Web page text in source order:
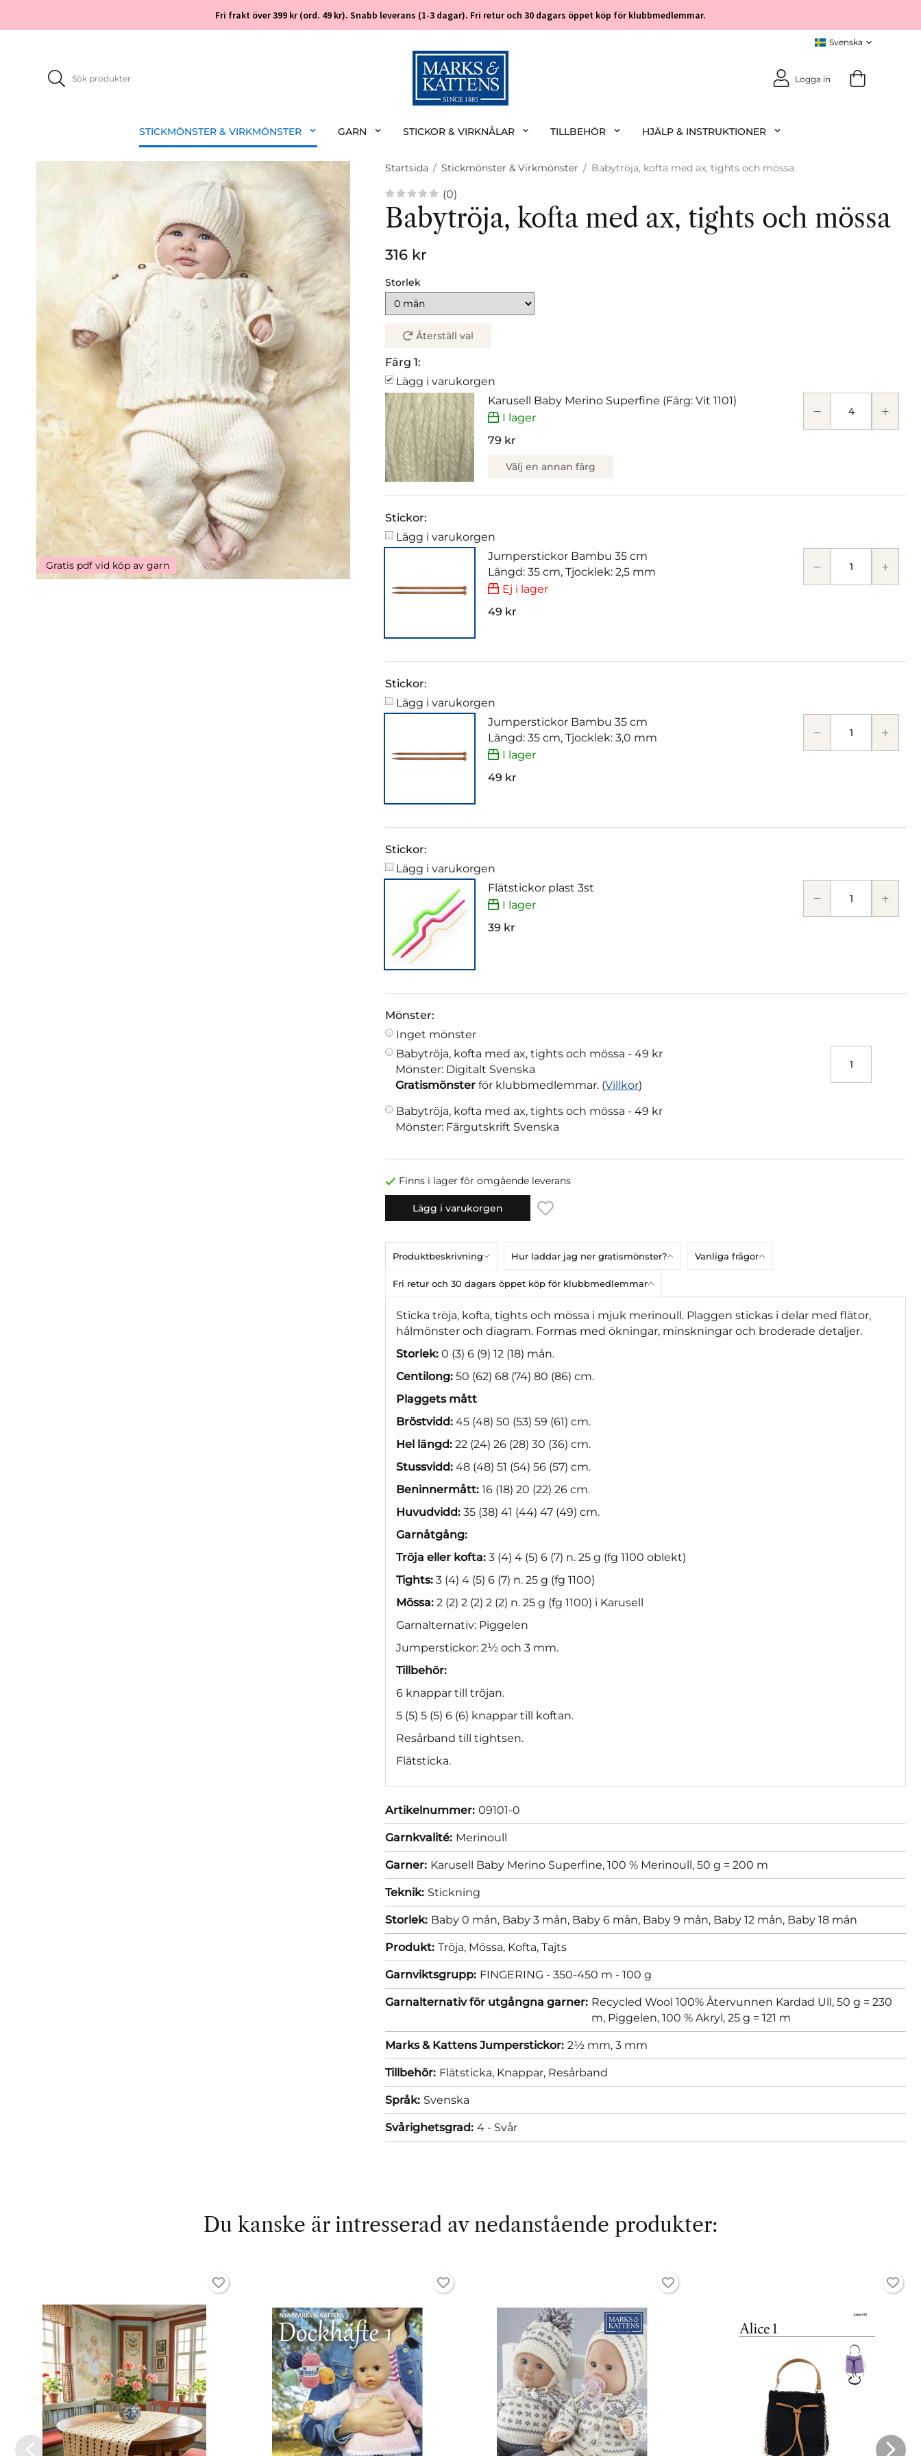
Fri frakt över 399 kr (ord. 49 kr). Snabb leverans (1-3 dagar). Fri retur och 30 dagars öppet köp för klubbmedlemmar.
Logga in
STICKMÖNSTER & VIRKMÖNSTER GARN STICKOR & VIRKNÅLAR TILLBEHÖR HJÄLP & INSTRUKTIONER
Gratis pdf vid köp av garn
Startsida / Stickmönster & Virkmönster / Babytröja, kofta med ax, tights och mössa
(0)
Babytröja, kofta med ax, tights och mössa
316 kr
Storlek
Återställ val
Färg 1:
Lägg i varukorgen
Karusell Baby Merino Superfine (Färg: Vit 1101)
I lager
79 kr
Välj en annan färg
Stickor:
Lägg i varukorgen
Jumperstickor Bambu 35 cm
Längd: 35 cm, Tjocklek: 2,5 mm
Ej i lager
49 kr
Stickor:
Lägg i varukorgen
Jumperstickor Bambu 35 cm
Längd: 35 cm, Tjocklek: 3,0 mm
I lager
49 kr
Stickor:
Lägg i varukorgen
Flätstickor plast 3st
I lager
39 kr
Mönster:
Inget mönster
Babytröja, kofta med ax, tights och mössa - 49 kr
Mönster: Digitalt Svenska
Gratismönster för klubbmedlemmar. (Villkor)
Babytröja, kofta med ax, tights och mössa - 49 kr
Mönster: Färgutskrift Svenska
Finns i lager för omgående leverans
Lägg i varukorgen
Produktbeskrivning Hur laddar jag ner gratismönster? Vanliga frågor
Fri retur och 30 dagars öppet köp för klubbmedlemmar
Sticka tröja, kofta, tights och mössa i mjuk merinoull. Plaggen stickas i delar med flätor,
hålmönster och diagram. Formas med ökningar, minskningar och broderade detaljer.
Storlek: 0 (3) 6 (9) 12 (18) mån.
Centilong: 50 (62) 68 (74) 80 (86) cm.
Plaggets mått
Bröstvidd: 45 (48) 50 (53) 59 (61) cm.
Hel längd: 22 (24) 26 (28) 30 (36) cm.
Stussvidd: 48 (48) 51 (54) 56 (57) cm.
Beninnermått: 16 (18) 20 (22) 26 cm.
Huvudvidd: 35 (38) 41 (44) 47 (49) cm.
Garnåtgång:
Tröja eller kofta: 3 (4) 4 (5) 6 (7) n. 25 g (fg 1100 oblekt)
Tights: 3 (4) 4 (5) 6 (7) n. 25 g (fg 1100)
Mössa: 2 (2) 2 (2) 2 (2) n. 25 g (fg 1100) i Karusell
Garnalternativ: Piggelen
Jumperstickor: 2½ och 3 mm.
Tillbehör:
6 knappar till tröjan.
5 (5) 5 (5) 6 (6) knappar till koftan.
Resårband till tightsen.
Flätsticka.
Artikelnummer: 09101-0
Garnkvalité: Merinoull
Garner: Karusell Baby Merino Superfine, 100 % Merinoull, 50 g = 200 m
Teknik: Stickning
Storlek: Baby 0 mån, Baby 3 mån, Baby 6 mån, Baby 9 mån, Baby 12 mån, Baby 18 mån
Produkt: Tröja, Mössa, Kofta, Tajts
Garnviktsgrupp: FINGERING - 350-450 m - 100 g
Garnalternativ för utgångna garner: Recycled Wool 100% Återvunnen Kardad Ull, 50 g = 230
m, Piggelen, 100 % Akryl, 25 g = 121 m
Marks & Kattens Jumperstickor: 2½ mm, 3 mm
Tillbehör: Flätsticka, Knappar, Resårband
Språk: Svenska
Svårighetsgrad: 4 - Svår
Du kanske är intresserad av nedanstående produkter: